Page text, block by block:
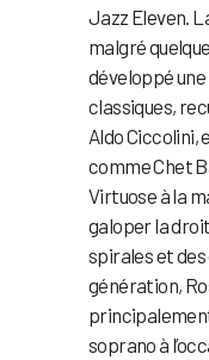
Jazz Eleven.
malgré
développé
classiques,
Aldo Ciccolini,
comme Chet
Virtuose à la
galoper la
spirales et des
génération,
soprano à